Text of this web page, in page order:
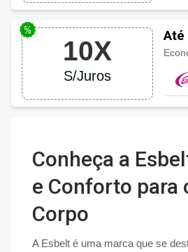
10X
S/Juros
Até
Conheça a
e Conforto para
Corpo
A Esbelt é uma marca que se